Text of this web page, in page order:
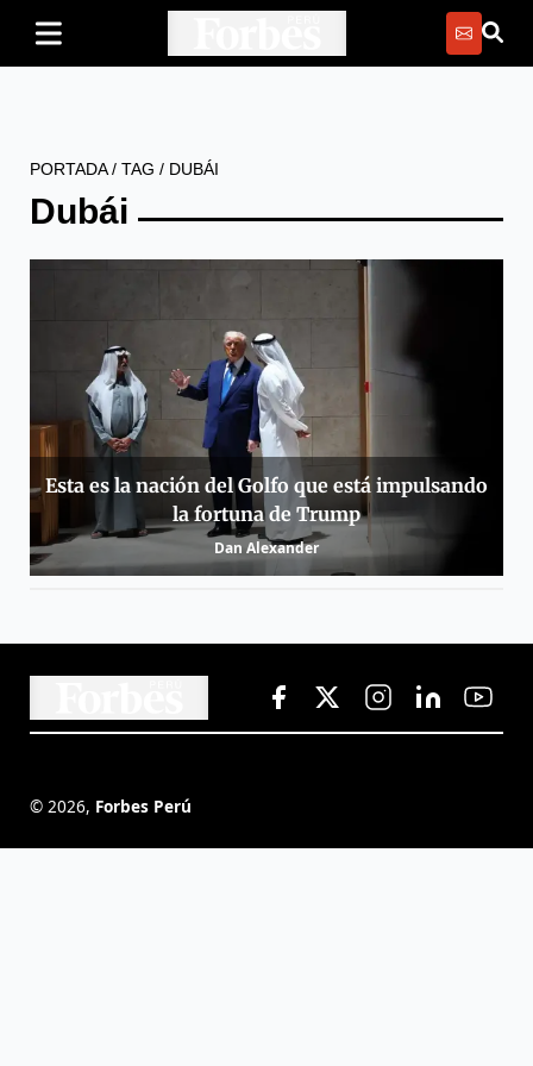
PORTADA/ TAG / DUBÁI
Dubái
Esta es la nación del Golfo que está impulsando
la fortuna de Trump
Dan Alexander
© 2026, Forbes Perú